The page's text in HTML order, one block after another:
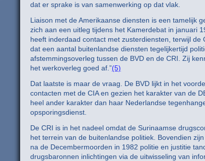
dat er sprake is van samenwerking op dat vlak.
Liaison met de Amerikaanse diensten is een tamelijk
zich aan een uitleg tijdens het Kamerdebat in januari
heeft inderdaad contact met zusterdiensten, terwijl
dat een aantal buitenlandse diensten tegelijkertijd
afstemmingsoverleg tussen de BVD en de CRI. Zij
het werkoverleg goed af.”(5)
Dat laatste is maar de vraag. De BVD lijkt in het
contacten met de CIA en gezien het karakter van de
heel ander karakter dan haar Nederlandse
opsporingsdienst.
De CRI is in het nadeel omdat de Surinaamse
het terrein van de buitenlandse politiek. Bovendien
na de Decembermoorden in 1982 politie en justitie
drugsbaronnen inlichtingen via de uitwisseling van